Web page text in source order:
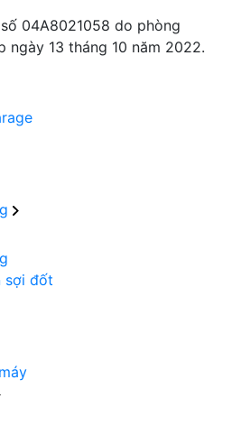
04A8021058 do phòng
ngày 13 tháng 10 năm 2022.
sợi đốt